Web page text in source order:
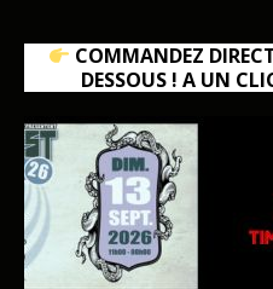
COMMANDEZ
DESSOUS ! A UN